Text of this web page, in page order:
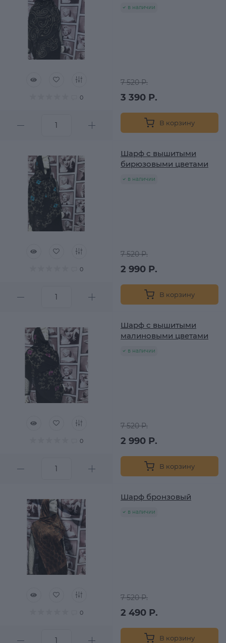
0
в наличии
7 520 Р.
3 390 Р.
В корзину
0
Шарф с вышитыми
бирюзовыми цветами
в наличии
7 520 Р.
2 990 Р.
В корзину
0
Шарф с вышитыми
малиновыми цветами
в наличии
7 520 Р.
2 990 Р.
В корзину
0
Шарф бронзовый
в наличии
7 520 Р.
2 490 Р.
В корзину